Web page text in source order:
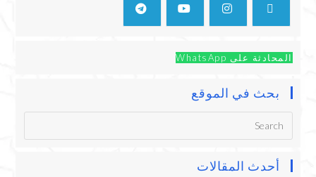
المحادثة على WhatsApp
بحث في الموقع
أحدث المقالات